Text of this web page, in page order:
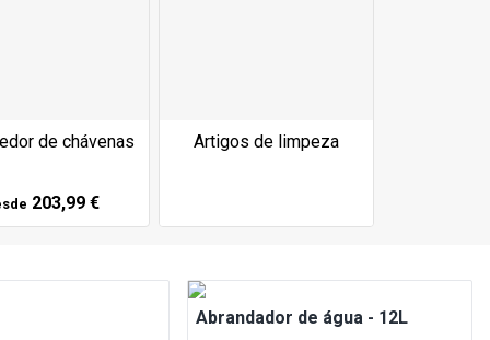
de chávenas
203,99 €
Artigos de limpeza
Abrandador de água - 12L